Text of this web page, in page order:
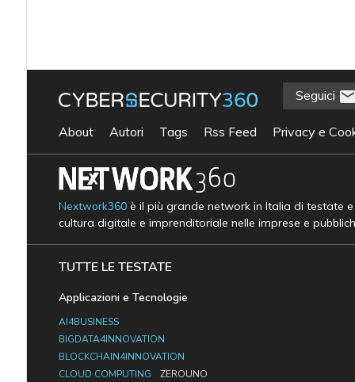
Seguici
About Autori Tags Rss Feed Privacy e
Nextwork360è il più grande network in Italia di testate
cultura digitale e imprenditoriale nelle imprese e
TUTTE LE TESTATE
Applicazioni e Tecnologie
AI4BUSINESS
BIGDATA4INNOVATION
BLOCKCHAIN4INNOVATION
CLOUD COMPUTING
ZEROUNO